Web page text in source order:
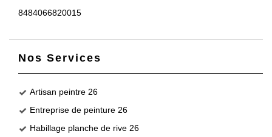
8484066820015
Nos Services
Artisan peintre 26
Entreprise de peinture 26
Habillage planche de rive 26